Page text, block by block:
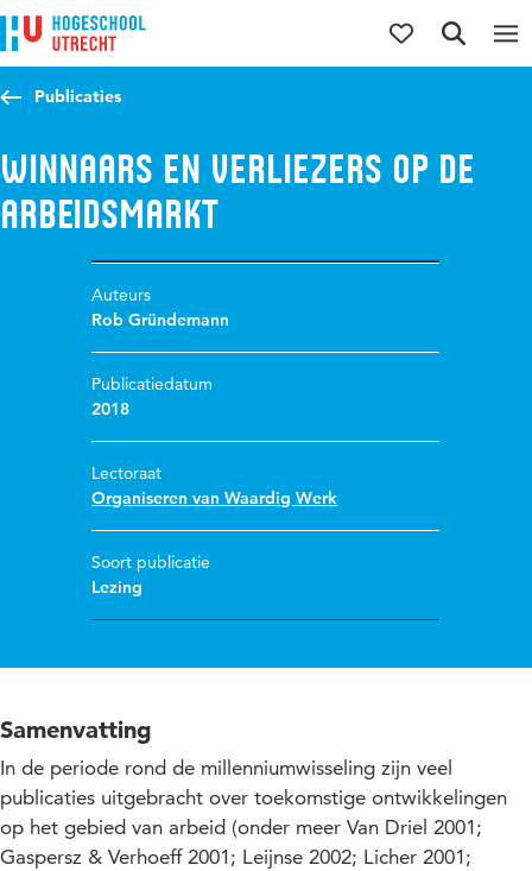
Direct naar de inhoud
Direct naar de hoofdnavigatie
Direct naar de zoekfunctie
Publicaties
Winnaars en verliezers op de
arbeidsmarkt
Auteurs
Rob Gründemann
Publicatiedatum
2018
Lectoraat
Organiseren van Waardig Werk
Soort publicatie
Lezing
Samenvatting
In de periode rond de millenniumwisseling zijn veel
publicaties uitgebracht over toekomstige ontwikkelingen
op het gebied van arbeid (onder meer Van Driel 2001;
Gaspersz & Verhoeff 2001; Leijnse 2002; Licher 2001;